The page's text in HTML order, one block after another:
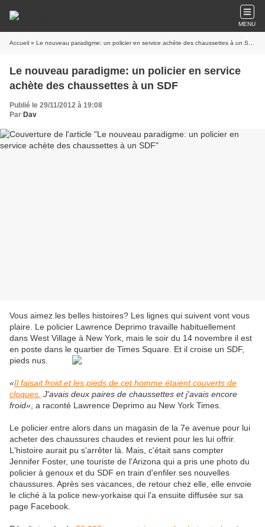
MENU
Accueil » Le nouveau paradigme: un policier en service achète des chaussettes à un SDF
Le nouveau paradigme: un policier en service
achète des chaussettes à un SDF
Publié le 29/11/2012 à 19:08
Par Dav
Vous aimez les belles histoires? Les lignes qui suivent vont vous
plaire. Le policier Lawrence Deprimo travaille habituellement
dans West Village à New York, mais le soir du 14 novembre il est
en poste dans le quartier de Times Square. Et il croise un SDF,
pieds nus.
«Il faisait froid et les pieds de cet homme étaient couverts de
cloques. J'avais deux paires de chaussettes et j'avais encore
froid» , a raconté Lawrence Deprimo au New York Times.
Le policier entre alors dans un magasin de la 7e avenue pour lui
acheter des chaussures chaudes et revient pour les lui offrir.
L'histoire aurait pu s'arrêter là. Mais, c'était sans compter
Jennifer Foster, une touriste de l'Arizona qui a pris une photo du
policier à genoux et du SDF en train d'enfiler ses nouvelles
chaussures. Après ses vacances, de retour chez elle, elle envoie
le cliché à la police new-yorkaise qui l'a ensuite diffusée sur sa
page Facebook.